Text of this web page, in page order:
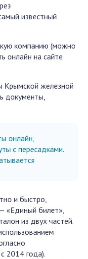
известный
компанию (можно
онлайн на сайте
Крымской железной
документы,
онлайн,
с пересадками.
и быстро,
«Единый билет»,
из двух частей.
2014 года).